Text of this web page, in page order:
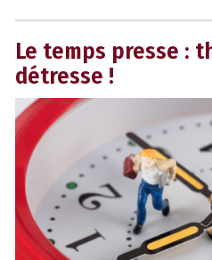
Le temps presse :
détresse !